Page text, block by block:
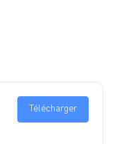
Télécharger